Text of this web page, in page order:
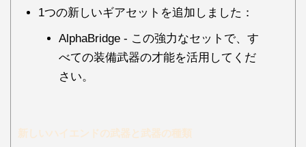
1つの新しいギアセットを追加しました：
AlphaBridge - この強力なセットで、す
べての装備武器の才能を活用してくだ
さい。
新しいハイエンドの武器と武器の種類